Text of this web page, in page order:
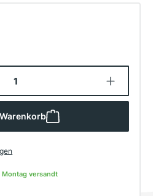
Gib den
versandt